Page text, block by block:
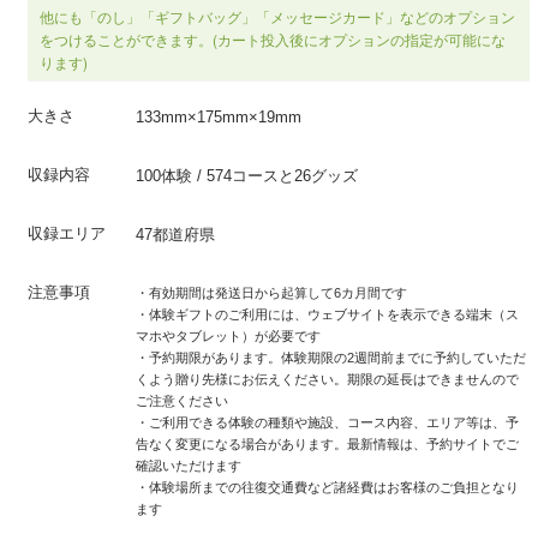
他にも「のし」「ギフトバッグ」「メッセージカード」などのオプション
をつけることができます。(カート投入後にオプションの指定が可能にな
ります)
大きさ 133mm×175mm×19mm
収録内容 100体験 / 574コースと26グッズ
収録エリア 47都道府県
注意事項
・有効期間は発送日から起算して6カ月間です
・体験ギフトのご利用には、ウェブサイトを表示できる端末（ス
マホやタブレット）が必要です
・予約期限があります。体験期限の2週間前までに予約していただ
くよう贈り先様にお伝えください。期限の延長はできませんので
ご注意ください
・ご利用できる体験の種類や施設、コース内容、エリア等は、予
告なく変更になる場合があります。最新情報は、予約サイトでご
確認いただけます
・体験場所までの往復交通費など諸経費はお客様のご負担となり
ます